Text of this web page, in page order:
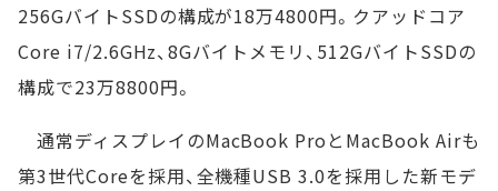
256GバイトSSDの構成が18万4800円。クアッドコア
Core i7/2.6GHz、8Gバイトメモリ、512GバイトSSDの
構成で23万8800円。
通常ディスプレイのMacBook ProとMacBook Airも
第3世代Coreを採用、全機種USB 3.0を採用した新モデ